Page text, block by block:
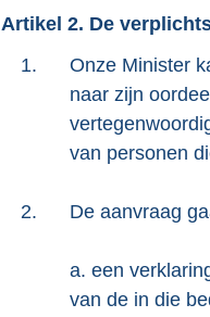
Artikel 2. De
1.
Onze Minister
naar zijn
van personen
2. De aanvraag
a. een
van de in die